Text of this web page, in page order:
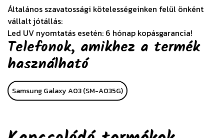
Általános szavatossági kötelességeinken felül önként
vállalt jótállás:
Led UV nyomtatás esetén: 6 hónap kopásgarancia!
Telefonok, amikhez a termék
használható
Samsung Galaxy A03 (SM-A035G)